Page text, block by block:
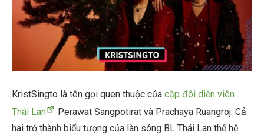
KristSingto là tên gọi quen thuộc của cặp đôi diễn viên
Thái Lan
Perawat Sangpotirat và Prachaya Ruangroj. Cả
hai trở thành biểu tượng của làn sóng BL Thái Lan thế hệ